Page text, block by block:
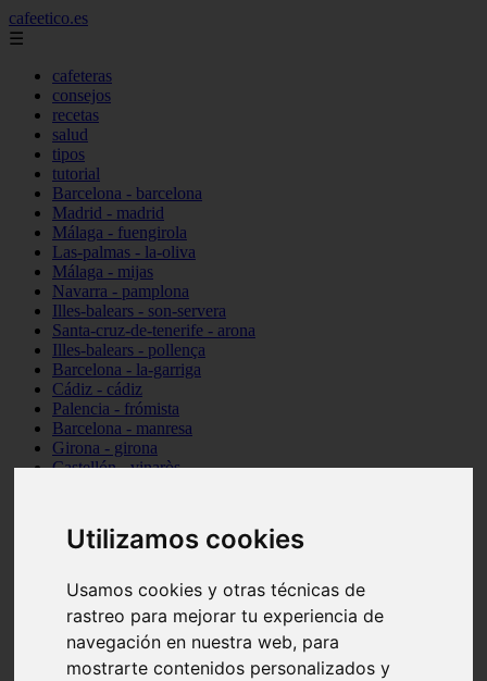
Utilizamos cookies
Usamos cookies y otras técnicas de
rastreo para mejorar tu experiencia de
navegación en nuestra web, para
mostrarte contenidos personalizados y
cafeetico.es
☰
cafeteras
consejos
recetas
salud
tipos
tutorial
Barcelona - barcelona
Madrid - madrid
Málaga - fuengirola
Las-palmas - la-oliva
Málaga - mijas
Navarra - pamplona
Illes-balears - son-servera
Santa-cruz-de-tenerife - arona
Illes-balears - pollença
Barcelona - la-garriga
Cádiz - cádiz
Palencia - frómista
Barcelona - manresa
Girona - girona
Castellón - vinaròs
Málaga - nerja
Girona - blanes
Málaga - marbella
Asturias - gijón
Girona - figueres
Alicante - santa-pola